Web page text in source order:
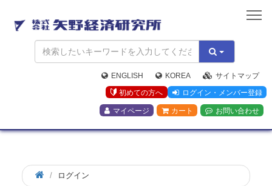
矢
野
経
済
研
究
所
ENGLISH KOREA
サイトマップ
初めての方へ
ログイン・メンバー登録
マイページ カート お問い合わせ
ログイン